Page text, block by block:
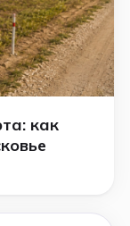
как